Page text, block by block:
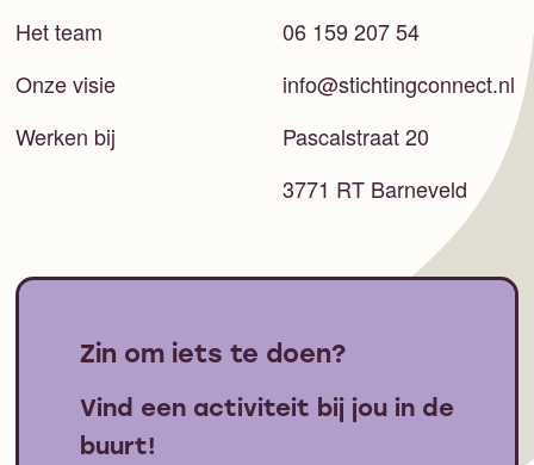
Het team
Onze visie
Werken bij
06 159 207 54
info@stichtingconnect.nl
Pascalstraat 20
3771 RT Barneveld
Zin om iets te doen?
Vind een activiteit bij jou in de
buurt!